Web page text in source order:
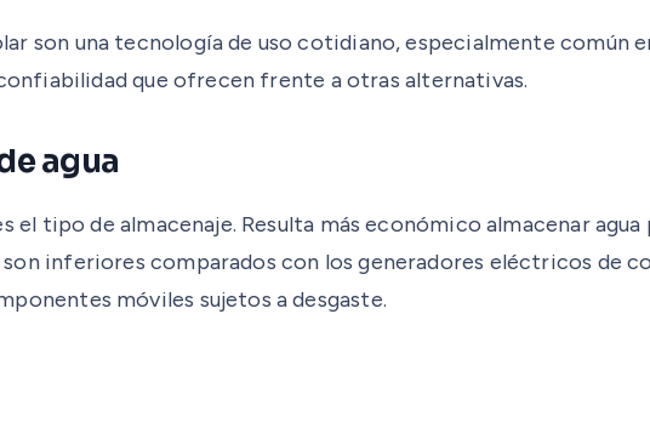
son una tecnología de uso cotidiano, especialmente común
que ofrecen frente a otras alternativas.
agua
tipo de almacenaje. Resulta más económico almacenar
inferiores comparados con los generadores eléctricos de
móviles sujetos a desgaste.